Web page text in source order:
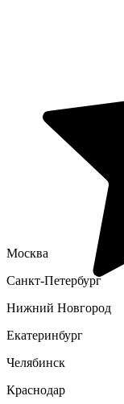
Москва
Санкт-Петербург
Нижний Новгород
Екатеринбург
Челябинск
Краснодар